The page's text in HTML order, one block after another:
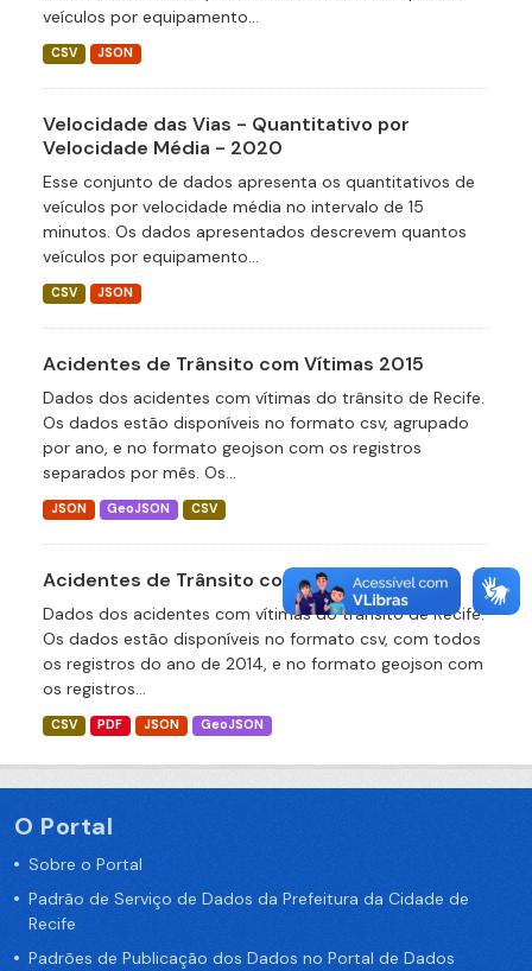
veículos por equipamento...
CSV JSON
Velocidade das Vias - Quantitativo por
Velocidade Média - 2020
Esse conjunto de dados apresenta os quantitativos de
veículos por velocidade média no intervalo de 15
minutos. Os dados apresentados descrevem quantos
veículos por equipamento...
CSV JSON
Acidentes de Trânsito com Vítimas 2015
Dados dos acidentes com vítimas do trânsito de Recife.
Os dados estão disponíveis no formato csv, agrupado
por ano, e no formato geojson com os registros
separados por mês. Os...
JSON GeoJSON CSV
Acidentes de Trânsito com Vítimas 2014
Dados dos acidentes com vítimas do trânsito de Recife.
Os dados estão disponíveis no formato csv, com todos
os registros do ano de 2014, e no formato geojson com
os registros...
CSV PDF JSON GeoJSON
O Portal
Sobre o Portal
Padrão de Serviço de Dados da Prefeitura da Cidade de
Recife
Padrões de Publicação dos Dados no Portal de Dados